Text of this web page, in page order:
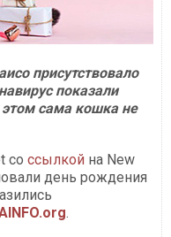
присутствовало
показали
сама кошка не
со ссылкой на New
день рождения
.